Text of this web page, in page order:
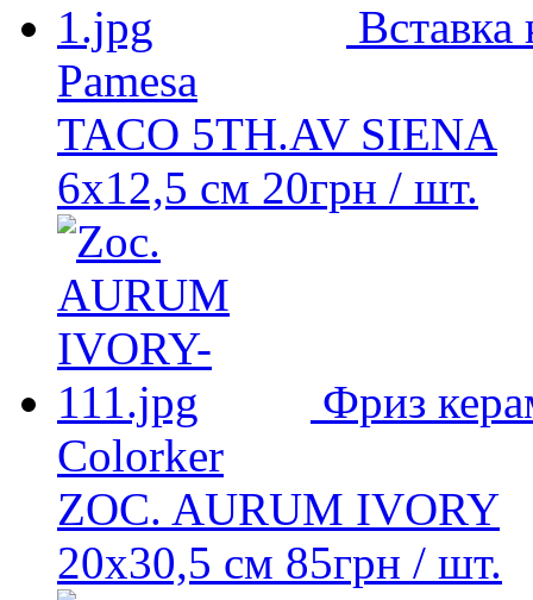
Вставка
Pamesa
TACO 5TH.AV SIENA
6x12,5 см 20грн / шт.
Фриз
Colorker
ZOC. AURUM IVORY
20x30,5 см 85грн / шт.